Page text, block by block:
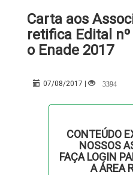
Carta aos
retifica Edital
o Enade 2017
07/08/2017 | 3394
CONTEÚDO
NOSSOS
FAÇA LOGIN
A ÁREA